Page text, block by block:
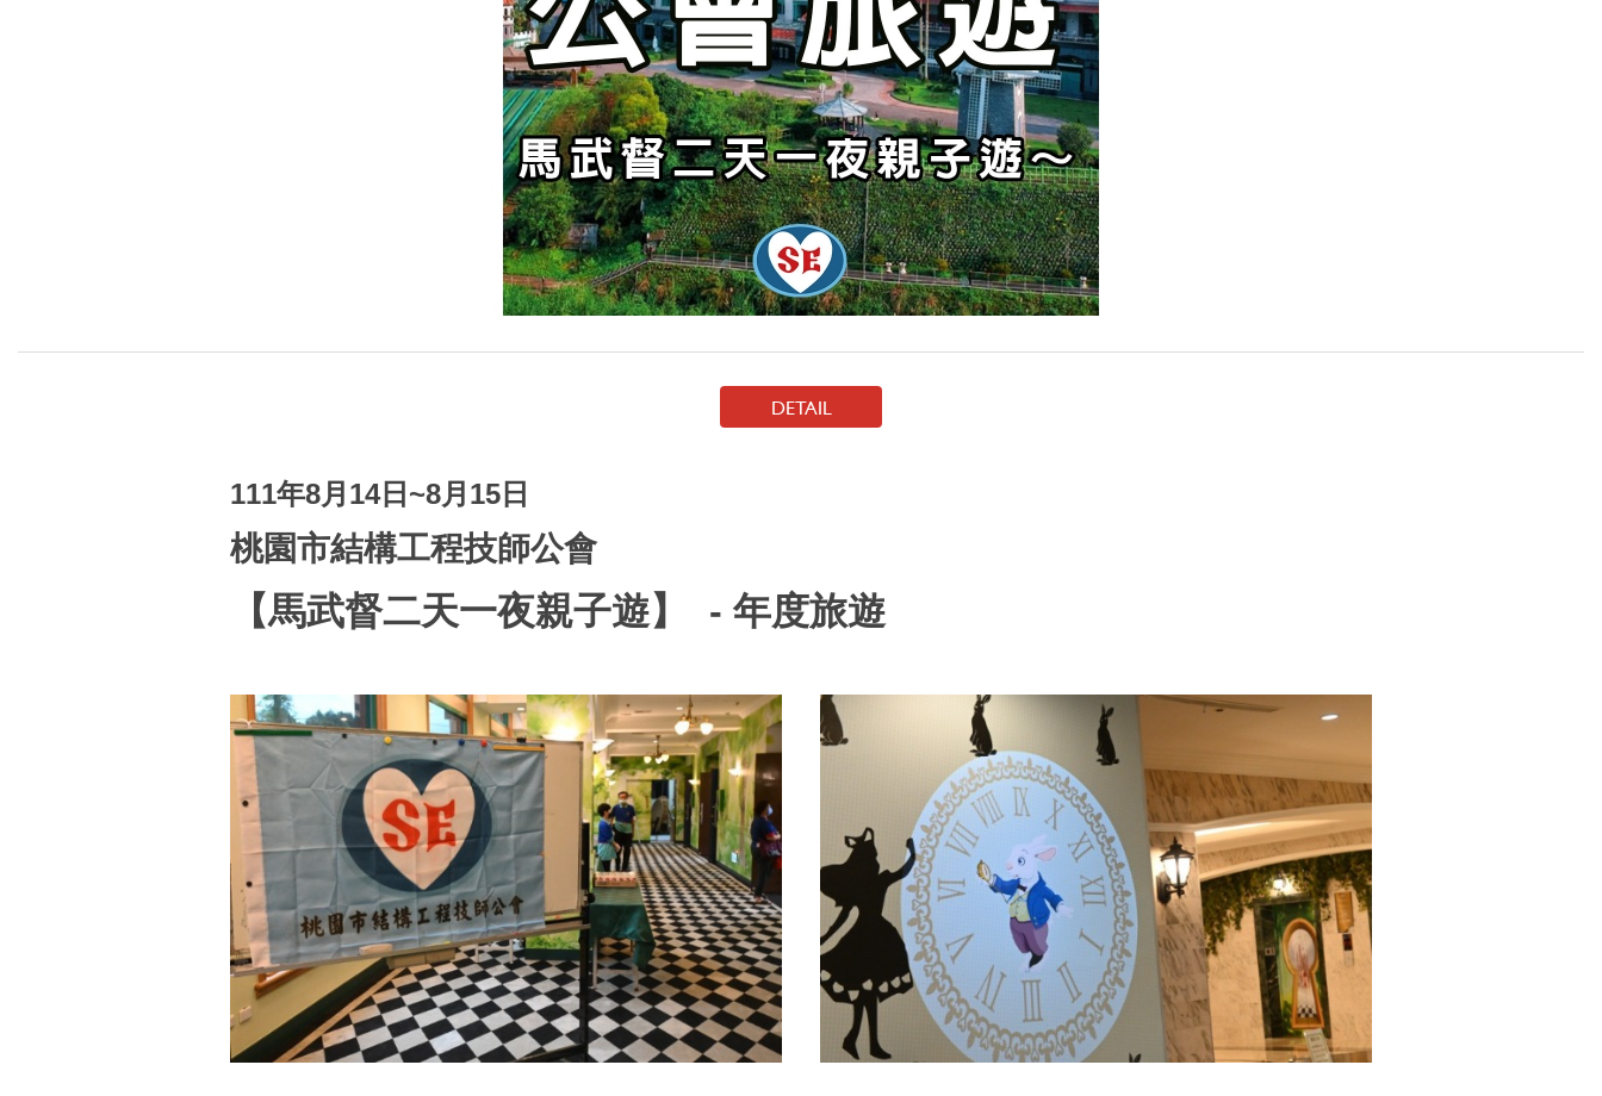
DETAIL
111年8月14日~8月15日
桃園市結構工程技師公會
【馬武督二天一夜親子遊】 - 年度旅遊